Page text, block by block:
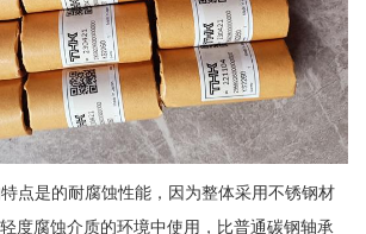
点是的耐腐蚀性能，因为整体采用不锈钢材
度腐蚀介质的环境中使用，比普通碳钢轴承